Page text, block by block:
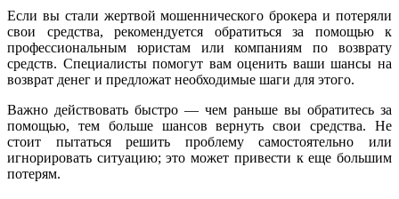
Если вы стали жертвой мошеннического брокера и потеряли
свои средства, рекомендуется обратиться за помощью к
профессиональным юристам или компаниям по возврату
средств. Специалисты помогут вам оценить ваши шансы на
возврат денег и предложат необходимые шаги для этого.
Важно действовать быстро — чем раньше вы обратитесь за
помощью, тем больше шансов вернуть свои средства. Не
стоит пытаться решить проблему самостоятельно или
игнорировать ситуацию; это может привести к еще большим
потерям.